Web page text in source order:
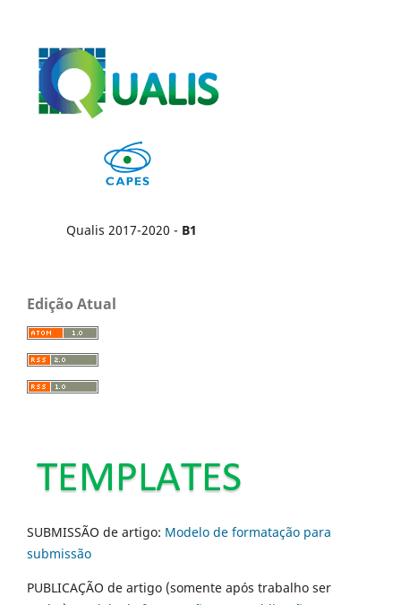
Qualis 2017-2020 - B1
Edição Atual
SUBMISSÃO de artigo: Modelo de formatação para
submissão
PUBLICAÇÃO de artigo (somente após trabalho ser